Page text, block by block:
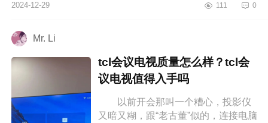
值得购买?创维a7e和a7epro怎么
2024-12-29 111 0
Mr. Li
tcl会议电视质量怎么样？tcl会
议电视值得入手吗
以前开会那叫一个糟心，投影仪
又暗又糊，跟“老古董”似的，连接电脑